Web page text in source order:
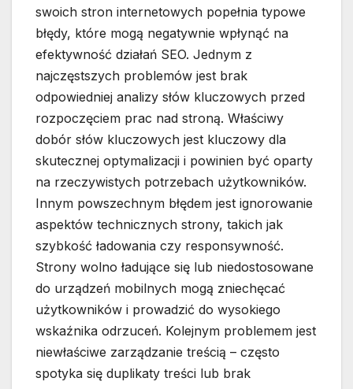
swoich stron internetowych popełnia typowe
błędy, które mogą negatywnie wpłynąć na
efektywność działań SEO. Jednym z
najczęstszych problemów jest brak
odpowiedniej analizy słów kluczowych przed
rozpoczęciem prac nad stroną. Właściwy
dobór słów kluczowych jest kluczowy dla
skutecznej optymalizacji i powinien być oparty
na rzeczywistych potrzebach użytkowników.
Innym powszechnym błędem jest ignorowanie
aspektów technicznych strony, takich jak
szybkość ładowania czy responsywność.
Strony wolno ładujące się lub niedostosowane
do urządzeń mobilnych mogą zniechęcać
użytkowników i prowadzić do wysokiego
wskaźnika odrzuceń. Kolejnym problemem jest
niewłaściwe zarządzanie treścią – często
spotyka się duplikaty treści lub brak